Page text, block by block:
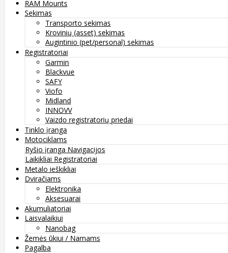
RAM Mounts
Sekimas
Transporto sekimas
Krovinių (asset) sekimas
Augintinio (pet/personal) sekimas
Registratoriai
Garmin
Blackvue
SAFY
Viofo
Midland
INNOVV
Vaizdo registratorių priedai
Tinklo įranga
Motociklams
Ryšio įranga Navigacijos
Laikikliai Registratoriai
Metalo ieškikliai
Dviračiams
Elektronika
Aksesuarai
Akumuliatoriai
Laisvalaikiui
Nanobag
Žemės ūkiui / Namams
Pagalba